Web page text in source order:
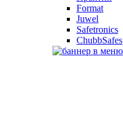
Format
Juwel
Safetronics
ChubbSafes